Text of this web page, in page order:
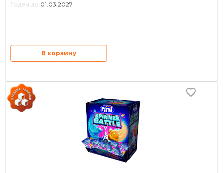
Годен до: 01.03.2027
В корзину